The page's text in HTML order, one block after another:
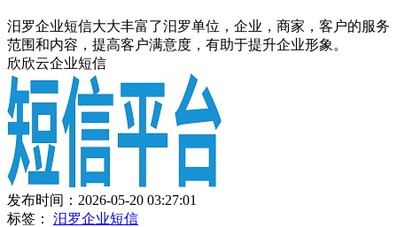
汨罗企业短信大大丰富了汨罗单位，企业，商家，客户的服务
范围和内容，提高客户满意度，有助于提升企业形象。
欣欣云企业短信
发布时间：2026-05-20 03:27:01
标签： 汨罗企业短信